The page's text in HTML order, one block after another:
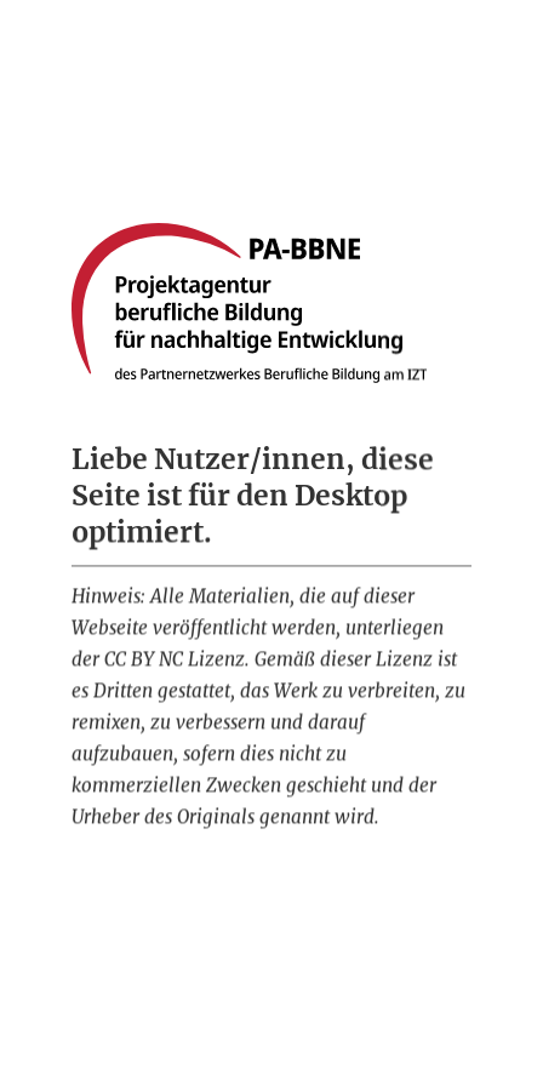
Liebe Nutzer/innen, diese
Seite ist für den Desktop
optimiert.
Hinweis: Alle Materialien, die auf dieser
Webseite veröffentlicht werden, unterliegen
der CC BY NC Lizenz. Gemäß dieser Lizenz ist
es Dritten gestattet, das Werk zu verbreiten, zu
remixen, zu verbessern und darauf
aufzubauen, sofern dies nicht zu
kommerziellen Zwecken geschieht und der
Urheber des Originals genannt wird.